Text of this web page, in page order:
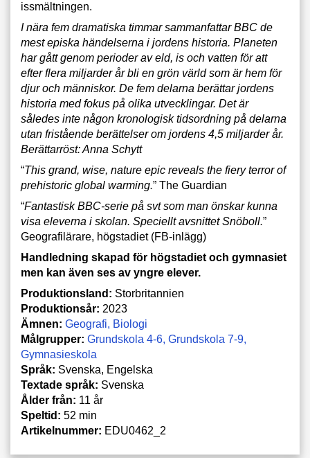
issmältningen.
I nära fem dramatiska timmar sammanfattar BBC de
mest episka händelserna i jordens historia. Planeten
har gått genom perioder av eld, is och vatten för att
efter flera miljarder år bli en grön värld som är hem för
djur och människor. De fem delarna berättar jordens
historia med fokus på olika utvecklingar. Det är
således inte någon kronologisk tidsordning på delarna
utan fristående berättelser om jordens 4,5 miljarder år.
Berättarröst: Anna Schytt
“This grand, wise, nature epic reveals the fiery terror of
prehistoric global warming.” The Guardian
“Fantastisk BBC-serie på svt som man önskar kunna
visa eleverna i skolan. Speciellt avsnittet Snöboll.”
Geografilärare, högstadiet (FB-inlägg)
Handledning skapad för högstadiet och gymnasiet
men kan även ses av yngre elever.
Produktionsland: Storbritannien
Produktionsår: 2023
Ämnen: Geografi
Biologi
Målgrupper: Grundskola 4-6 Grundskola 7-9
Gymnasieskola
Språk: Svenska, Engelska
Textade språk: Svenska
Ålder från: 11 år
Speltid: 52 min
Artikelnummer: EDU0462_2